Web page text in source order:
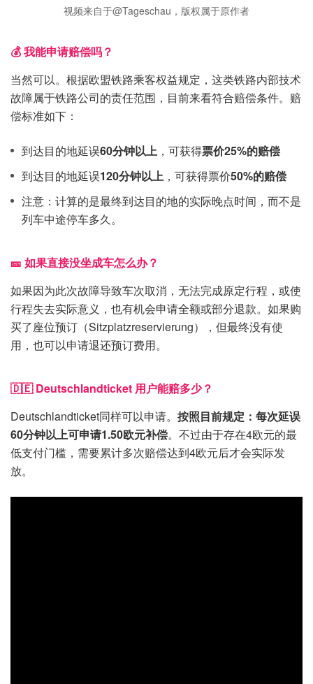
视频来自于@Tageschau，版权属于原作者
💰 我能申请赔偿吗？
当然可以。根据欧盟铁路乘客权益规定，这类铁路内部技术
故障属于铁路公司的责任范围，目前来看符合赔偿条件。赔
偿标准如下：
到达目的地延误60分钟以上 ，可获得票价25%的赔偿
到达目的地延误120分钟以上 ，可获得票价50%的赔偿
注意：计算的是最终到达目的地的实际晚点时间，而不是
列车中途停车多久。
🎫 如果直接没坐成车怎么办？
如果因为此次故障导致车次取消，无法完成原定行程，或使
行程失去实际意义，也有机会申请全额或部分退款。如果购
买了座位预订（Sitzplatzreservierung），但最终没有使
用，也可以申请退还预订费用。
🇩🇪 Deutschlandticket 用户能赔多少？
Deutschlandticket同样可以申请。 按照目前规定：每次延误
60分钟以上可申请1.50欧元补偿。不过由于存在4欧元的最
低支付门槛，需要累计多次赔偿达到4欧元后才会实际发
放。